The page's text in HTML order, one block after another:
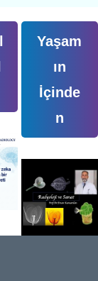
Yaşam
ın
İçinde
n